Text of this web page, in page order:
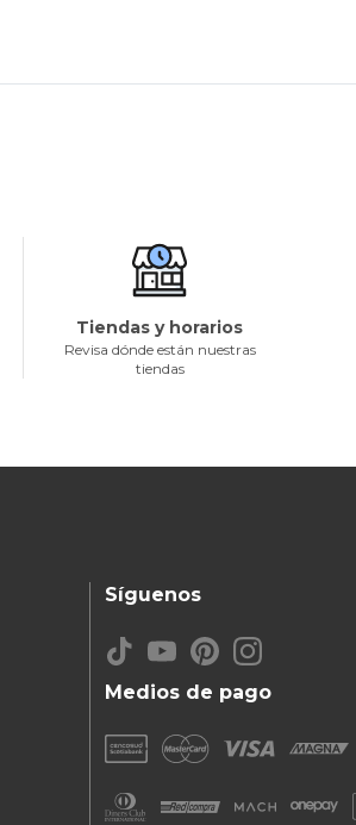
Tiendas y horarios
Revisa dónde están nuestras
tiendas
Medios de pago
Síguenos